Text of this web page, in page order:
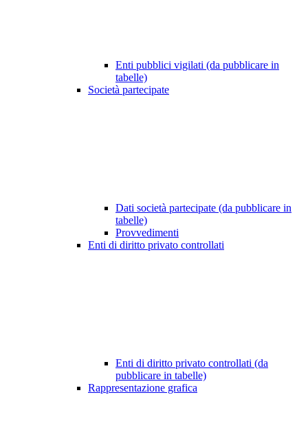
Enti pubblici vigilati (da pubblicare in
tabelle)
Società partecipate
Dati società partecipate (da pubblicare in
tabelle)
Provvedimenti
Enti di diritto privato controllati
Enti di diritto privato controllati (da
pubblicare in tabelle)
Rappresentazione grafica